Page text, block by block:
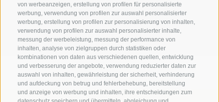
von werbeanzeigen, erstellung von profilen für personalisierte
werbung, verwendung von profilen zur auswahl personalisierter
werbung, erstellung von profilen zur personalisierung von inhalten,
verwendung von profilen zur auswahl personalisierter inhalte,
messung der werbeleistung, messung der performance von
inhalten, analyse von zielgruppen durch statistiken oder
kombinationen von daten aus verschiedenen quellen, entwicklung
und verbesserung der angebote, verwendung reduzierter daten zur
auswahl von inhalten, gewährleistung der sicherheit, verhinderung
und aufdeckung von betrug und fehlerbehebung, bereitstellung
und anzeige von werbung und inhalten, ihre entscheidungen zum
+39 0473 843980
Impressum | Transparenz | Sitemap | Cookie-Richtlinie
Privacy | Cookie Präferenzen